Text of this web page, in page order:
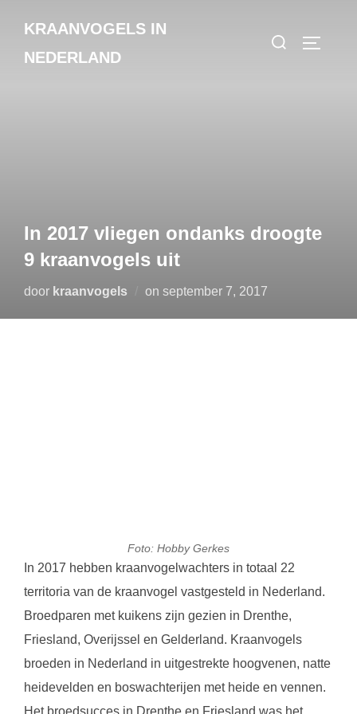
KRAANVOGELS IN
NEDERLAND
Zoek
In 2017 vliegen ondanks droogte
9 kraanvogels uit
door kraanvogels on Geplaatst
september 7, 2017
Foto: Hobby Gerkes
In 2017 hebben kraanvogelwachters in totaal 22
territoria van de kraanvogel vastgesteld in Nederland.
Broedparen met kuikens zijn gezien in Drenthe,
Friesland, Overijssel en Gelderland. Kraanvogels
broeden in Nederland in uitgestrekte hoogvenen, natte
heidevelden en boswachterijen met heide en vennen.
Het broedsucces in Drenthe en Friesland was het